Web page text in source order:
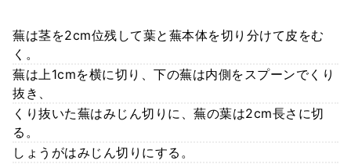
蕪は茎を2cm位残して葉と蕪本体を切り分けて皮をむ
く。
蕪は上1cmを横に切り、下の蕪は内側をスプーンでくり
抜き、
くり抜いた蕪はみじん切りに、蕪の葉は2cm長さに切
る。
しょうがはみじん切りにする。